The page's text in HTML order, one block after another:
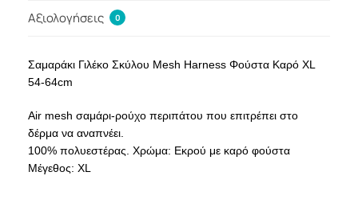
Αξιολογήσεις 0
Σαμαράκι Γιλέκο Σκύλου Mesh Harness Φούστα Καρό XL
54-64cm
Air mesh σαμάρι-ρούχο περιπάτου που επιτρέπει στο
δέρμα να αναπνέει.
100% πολυεστέρας. Χρώμα: Εκρού με καρό φούστα
Μέγεθος: XL